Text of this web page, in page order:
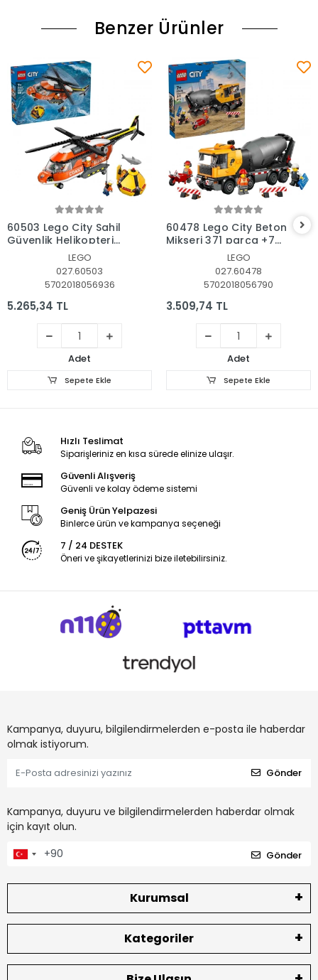
Benzer Ürünler
60503 Lego City Sahil
Güvenlik Helikopteri
551 parça +7 yaş
LEGO
027.60503
5702018056936
5.265,34 TL
Adet
Sepete Ekle
60478 Lego City Beton
Mikseri 371 parça +7
LEGO
027.60478
5702018056790
3.509,74 TL
Adet
Sepete Ekle
Hızlı Teslimat
Siparişleriniz en kısa sürede elinize ulaşır.
Güvenli Alışveriş
Güvenli ve kolay ödeme sistemi
Geniş Ürün Yelpazesi
Binlerce ürün ve kampanya seçeneği
7 / 24 DESTEK
Öneri ve şikayetlerinizi bize iletebilirsiniz.
Kampanya, duyuru, bilgilendirmelerden e-posta ile haberdar
olmak istiyorum.
Gönder
Kampanya, duyuru ve bilgilendirmelerden haberdar olmak
için kayıt olun.
Gönder
Kurumsal
Kategoriler